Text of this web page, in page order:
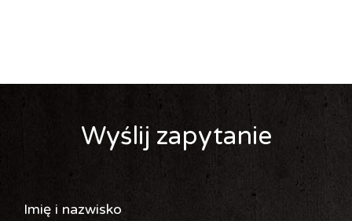
Wyślij zapytanie